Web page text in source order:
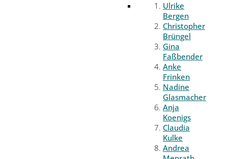
Ulrike
Bergen
Christopher
Brüngel
Gina
Faßbender
Anke
Frinken
Nadine
Glasmacher
Anja
Koenigs
Claudia
Kulke
Andrea